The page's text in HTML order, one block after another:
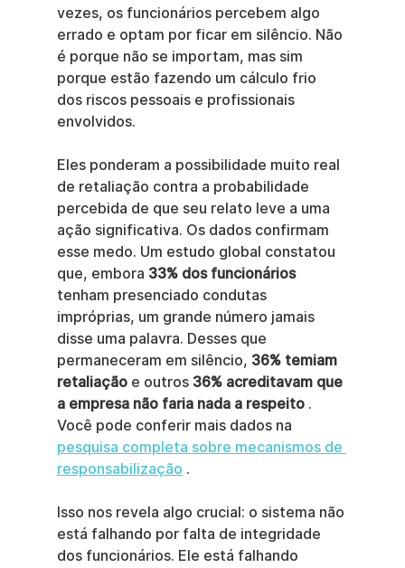
vezes, os funcionários percebem algo
errado e optam por ficar em silêncio. Não
é porque não se importam, mas sim
porque estão fazendo um cálculo frio
dos riscos pessoais e profissionais
envolvidos.
Eles ponderam a possibilidade muito real
de retaliação contra a probabilidade
percebida de que seu relato leve a uma
ação significativa. Os dados confirmam
esse medo. Um estudo global constatou
que, embora 33% dos funcionários
tenham presenciado condutas
impróprias, um grande número jamais
disse uma palavra. Desses que
permaneceram em silêncio, 36% temiam
retaliação e outros 36% acreditavam que
a empresa não faria nada a respeito .
Você pode conferir mais dados na
pesquisa completa sobre mecanismos de
responsabilização .
Isso nos revela algo crucial: o sistema não
está falhando por falta de integridade
dos funcionários. Ele está falhando